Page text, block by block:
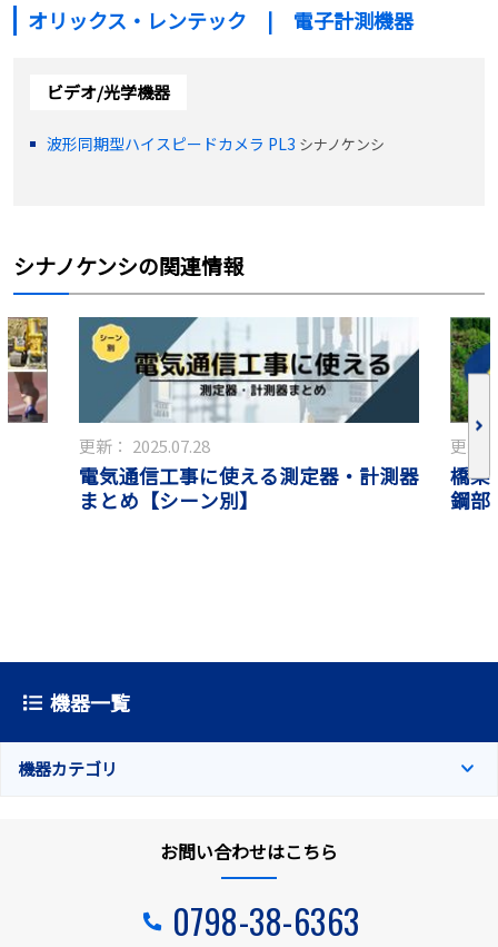
オリックス・レンテック | 電子計測機器
ビデオ/光学機器
波形同期型ハイスピードカメラ PL3 シナノケンシ
シナノケンシの関連情報
更新： 2025.07.28
電気通信工事に使える測定器・計測器
まとめ【シーン別】
更新
橋梁
鋼部
機器一覧
機器カテゴリ
お問い合わせはこちら
0798-38-6363